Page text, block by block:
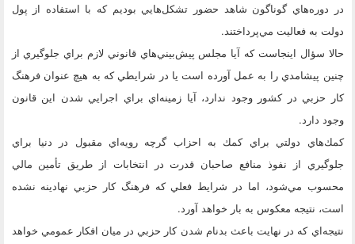
در دوره‌هاي گوناگون شاهد حضور تشكل‌هايي بوديم كه با استفاده از پول
دولت به فعاليت مي‌پرداختند.
حالا سؤال اينجاست كه آيا مجلس پيش‌بيني‌هاي قانوني لازم براي جلوگيري از
چنين پيشامدي را به عمل آورده است يا در شرايطي كه به هيچ عنوان فرهنگ
كار حزبي در كشور وجود ندارد، آيا زمينه‌اي براي اجرايي شدن اين قانون
وجود دارد.
كمك‌هاي دولتي براي كمك به احزاب گرچه رويه‌اي مقبول در دنيا براي
جلوگيري از نفوذ منافع صاحبان قدرت در انتخابات از طريق تأمين مالي
محسوب مي‌شود، اما در شرايط فعلي كه فرهنگ كار حزبي نهادينه نشده
است، نتيجه معكوس به بار خواهد آورد.
نتيجه‌اي كه در نهايت باعث بدنام شدن كار حزبي در ميان افكار عمومي خواهد